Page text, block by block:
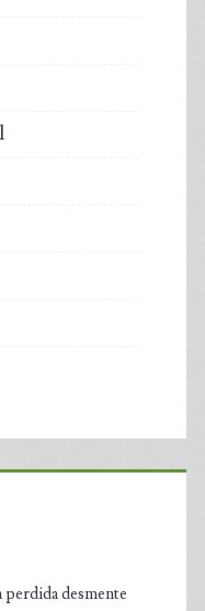
desmente